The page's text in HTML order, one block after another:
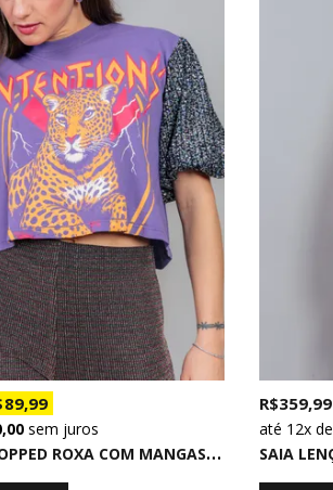
C
AMISETA CROPPED ROXA COM MANGAS BUFANTES DE PAETÊ INTENTIONS
89,99
sem juros
R$ 359,99
12xde